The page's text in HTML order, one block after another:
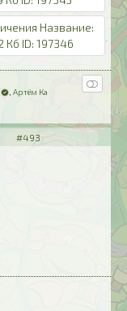
Артём Ка
#493